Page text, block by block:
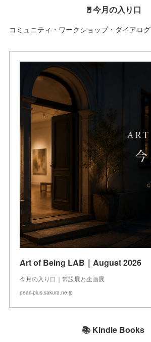
🚪今月の入り口
コミュニティ・ワークショップ・ダイアログ
Art of Being LAB｜August 2026
今月の入り口｜常設展と企画展
pearl-plus.sakura.ne.jp
📚 Kindle Books